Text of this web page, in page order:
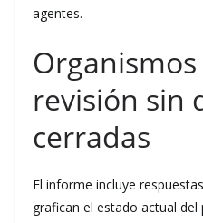
agentes.
revisión sin
cerradas
El informe incluye
grafican el estado actual del